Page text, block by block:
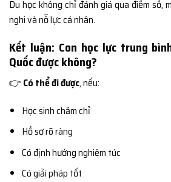
Du học không chỉ đánh giá qua điểm số,
nghi và nỗ lực cá nhân.
Kết luận: Con học lực trung
Quốc được không?
👉 Có thể đi được, nếu:
Học sinh chăm chỉ
Hồ sơ rõ ràng
Có định hướng nghiêm túc
Có giải pháp tốt